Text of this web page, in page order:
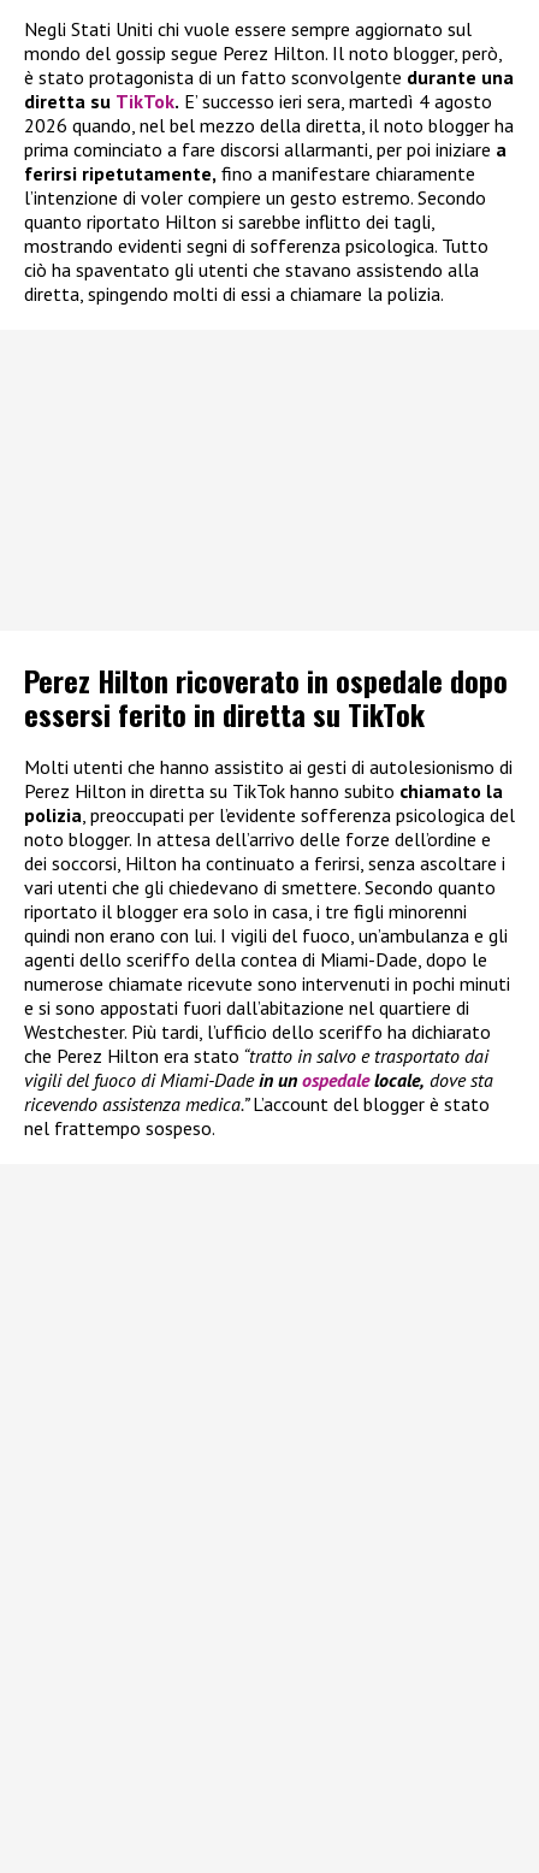
Negli Stati Uniti chi vuole essere sempre aggiornato sul
mondo del gossip segue Perez Hilton. Il noto blogger, però,
è stato protagonista di un fatto sconvolgente durante una
diretta su TikTok. E’ successo ieri sera, martedì 4 agosto
2026 quando, nel bel mezzo della diretta, il noto blogger ha
prima cominciato a fare discorsi allarmanti, per poi iniziare a
ferirsi ripetutamente, fino a manifestare chiaramente
l’intenzione di voler compiere un gesto estremo. Secondo
quanto riportato Hilton si sarebbe inflitto dei tagli,
mostrando evidenti segni di sofferenza psicologica. Tutto
ciò ha spaventato gli utenti che stavano assistendo alla
diretta, spingendo molti di essi a chiamare la polizia.
Perez Hilton ricoverato in ospedale dopo
essersi ferito in diretta su TikTok
Molti utenti che hanno assistito ai gesti di autolesionismo di
Perez Hilton in diretta su TikTok hanno subito chiamato la
polizia , preoccupati per l’evidente sofferenza psicologica del
noto blogger. In attesa dell’arrivo delle forze dell’ordine e
dei soccorsi, Hilton ha continuato a ferirsi, senza ascoltare i
vari utenti che gli chiedevano di smettere. Secondo quanto
riportato il blogger era solo in casa, i tre figli minorenni
quindi non erano con lui. I vigili del fuoco, un’ambulanza e gli
agenti dello sceriffo della contea di Miami-Dade, dopo le
numerose chiamate ricevute sono intervenuti in pochi minuti
e si sono appostati fuori dall’abitazione nel quartiere di
Westchester. Più tardi, l’ufficio dello sceriffo ha dichiarato
che Perez Hilton era stato “tratto in salvo e trasportato dai
vigili del fuoco di Miami-Dadein un ospedalelocale, dove sta
ricevendo assistenza medica.”L’account del blogger è stato
nel frattempo sospeso.